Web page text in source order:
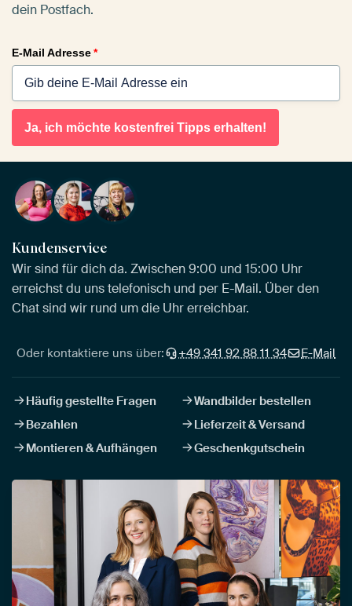
dein Postfach.
E-Mail Adresse*
Ja, ich möchte kostenfrei Tipps erhalten!
Kundenservice
Wir sind für dich da. Zwischen 9:00 und 15:00 Uhr
erreichst du uns telefonisch und per E-Mail. Über den
Chat sind wir rund um die Uhr erreichbar.
Oder kontaktiere uns über: +49 341 92 88 11 34 E-Mail
Häufig gestellte Fragen
Wandbilder bestellen
Bezahlen
Lieferzeit & Versand
Montieren & Aufhängen
Geschenkgutschein